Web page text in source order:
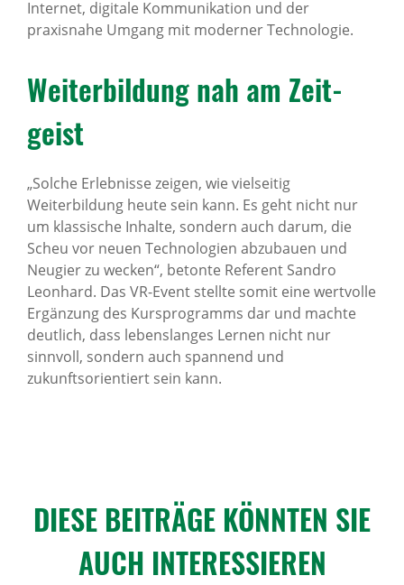
Internet, digitale Kommunikation und der
praxisnahe Umgang mit moderner Technologie.
Weiter­bil­dung nah am Zeit­
geist
„Solche Erlebnisse zeigen, wie vielseitig
Weiterbildung heute sein kann. Es geht nicht nur
um klassische Inhalte, sondern auch darum, die
Scheu vor neuen Technologien abzubauen und
Neugier zu wecken“, betonte Referent Sandro
Leonhard. Das VR-Event stellte somit eine wertvolle
Ergänzung des Kursprogramms dar und machte
deutlich, dass lebenslanges Lernen nicht nur
sinnvoll, sondern auch spannend und
zukunftsorientiert sein kann.
DIESE BEITRÄGE KÖNNTEN SIE
AUCH INTER­ES­SIEREN